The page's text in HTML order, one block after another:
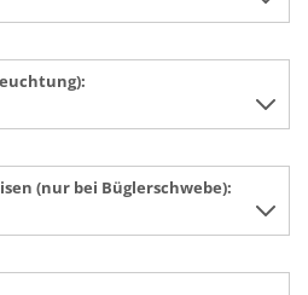
(nur bei Büglerschwebe):